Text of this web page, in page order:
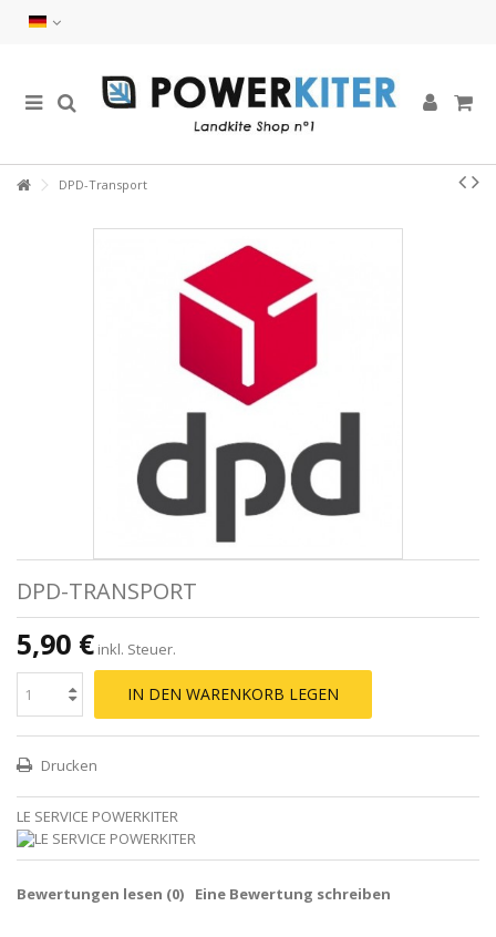
DPD-Transport
DPD-TRANSPORT
5,90 € inkl. Steuer.
IN DEN WARENKORB LEGEN
Drucken
LE SERVICE POWERKITER
Bewertungen lesen (0) Eine Bewertung schreiben